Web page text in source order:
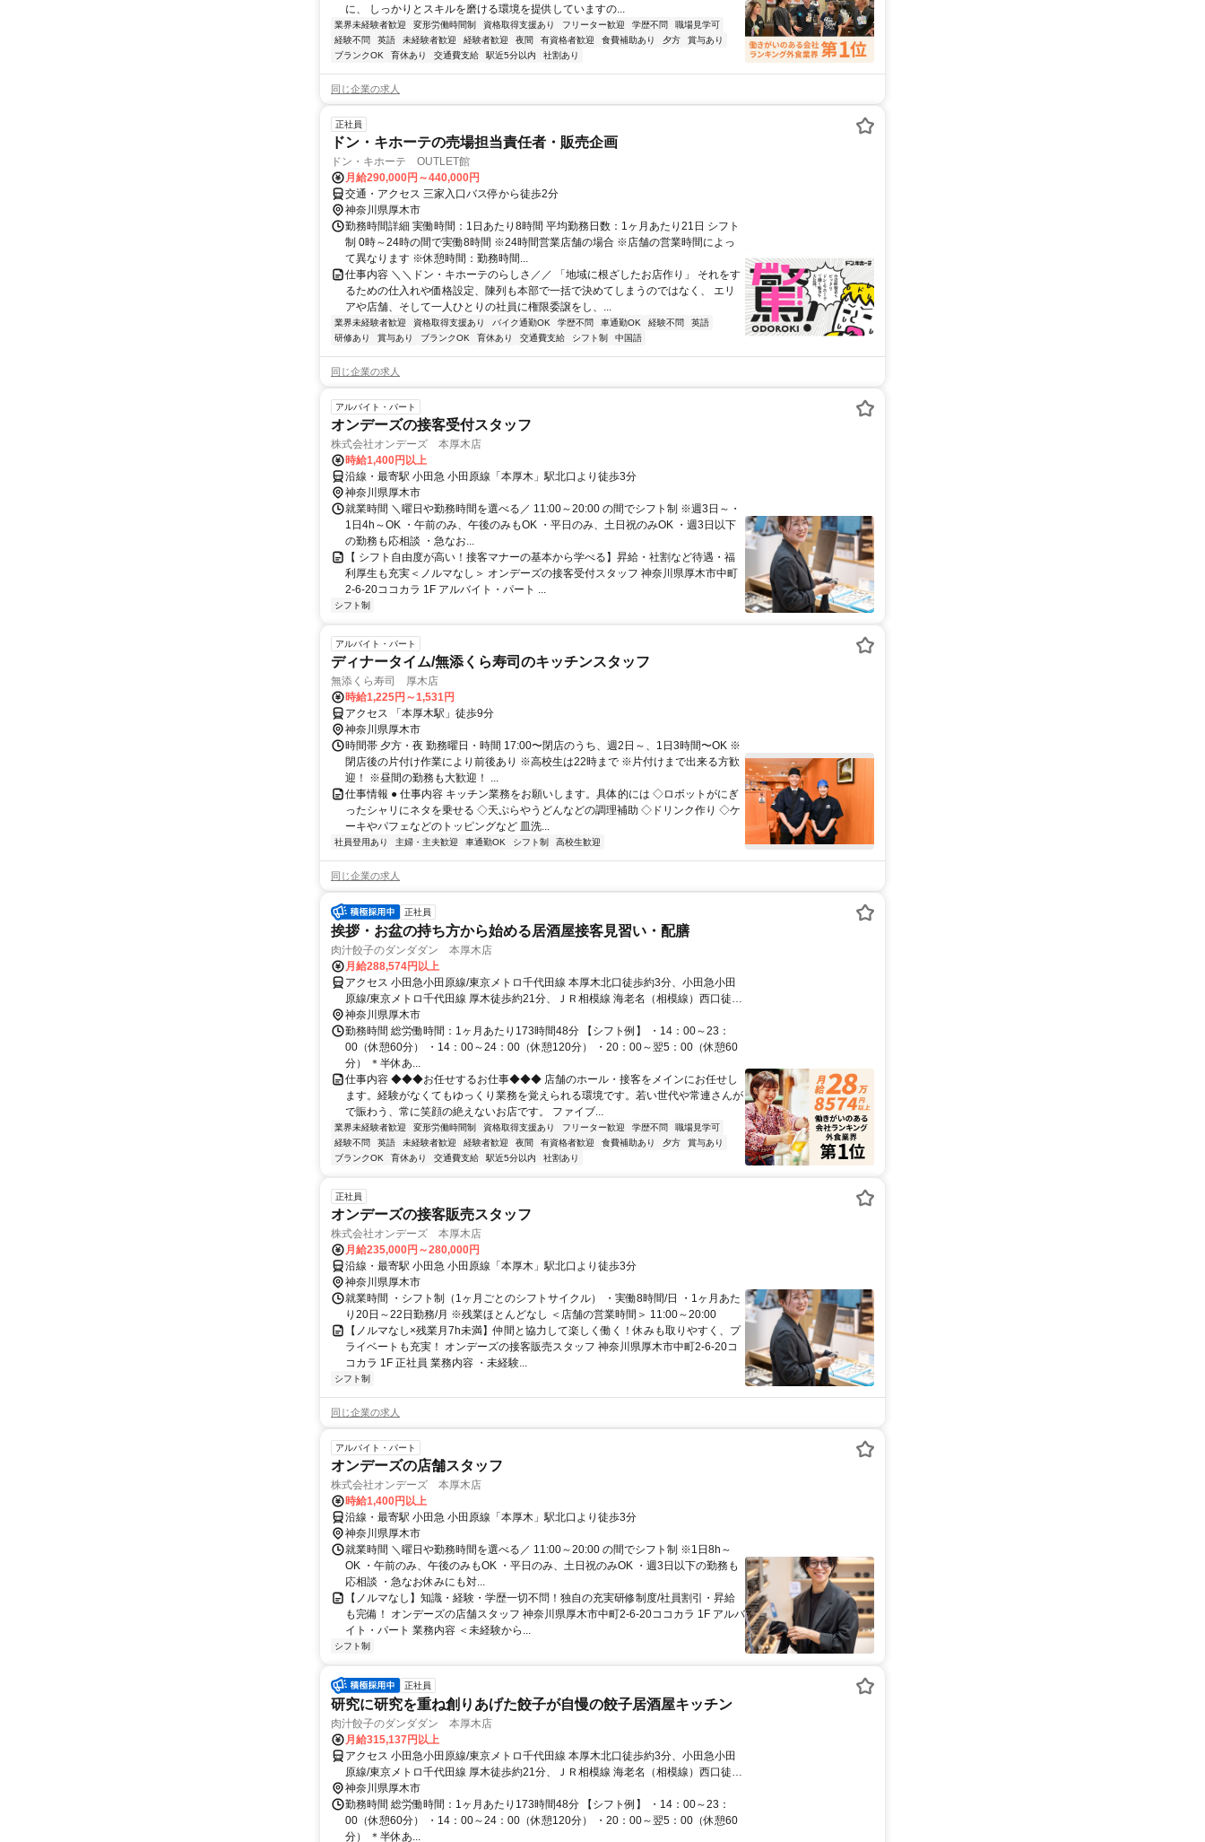
に、 しっかりとスキルを磨ける環境を提供していますの...
業界未経験者歓迎 変形労働時間制 資格取得支援あり フリーター歓迎 学歴不問
職場見学可
経験不問
英語 未経験者歓迎 経験者歓迎 夜間 有資格者歓迎 食費補助あり 夕方
賞与あり
ブランクOK
育休あり 交通費支給 駅近5分以内 社割あり
同じ企業の求人
正社員
ドン・キホーテの売場担当責任者・販売企画
ドン・キホーテ OUTLET館
月給290,000円～440,000円
交通・アクセス 三家入口バス停から徒歩2分
神奈川県厚木市
勤務時間詳細 実働時間：1日あたり8時間 平均勤務日数：1ヶ月あたり21日 シフト
制 0時～24時の間で実働8時間 ※24時間営業店舗の場合 ※店舗の営業時間によっ
て異なります ※休憩時間：勤務時間...
仕事内容 ＼＼ドン・キホーテのらしさ／／ 「地域に根ざしたお店作り」 それをす
るための仕入れや価格設定、陳列も本部で一括で決めてしまうのではなく、 エリ
アや店舗、そして一人ひとりの社員に権限委譲をし、...
業界未経験者歓迎 資格取得支援あり バイク通勤OK 学歴不問 車通勤OK 経験不問
英語
研修あり
賞与あり ブランクOK 育休あり 交通費支給 シフト制 中国語
同じ企業の求人
アルバイト・パート
オンデーズの接客受付スタッフ
株式会社オンデーズ 本厚木店
時給1,400円以上
沿線・最寄駅 小田急 小田原線「本厚木」駅北口より徒歩3分
神奈川県厚木市
就業時間 ＼曜日や勤務時間を選べる／ 11:00～20:00 の間でシフト制 ※週3日～・
1日4h～OK ・午前のみ、午後のみもOK ・平日のみ、土日祝のみOK ・週3日以下
の勤務も応相談 ・急なお...
【 シフト自由度が高い！接客マナーの基本から学べる】昇給・社割など待遇・福
利厚生も充実＜ノルマなし＞ オンデーズの接客受付スタッフ 神奈川県厚木市中町
2-6-20ココカラ 1F アルバイト・パート ...
シフト制
アルバイト・パート
ディナータイム/無添くら寿司のキッチンスタッフ
無添くら寿司 厚木店
時給1,225円～1,531円
アクセス 「本厚木駅」徒歩9分
神奈川県厚木市
時間帯 夕方・夜 勤務曜日・時間 17:00〜閉店のうち、週2日～、1日3時間〜OK ※
閉店後の片付け作業により前後あり ※高校生は22時まで ※片付けまで出来る方歓
迎！ ※昼間の勤務も大歓迎！ ...
仕事情報 ● 仕事内容 キッチン業務をお願いします。具体的には ◇ロボットがにぎ
ったシャリにネタを乗せる ◇天ぷらやうどんなどの調理補助 ◇ドリンク作り ◇ケ
ーキやパフェなどのトッピングなど 皿洗...
社員登用あり 主婦・主夫歓迎 車通勤OK シフト制 高校生歓迎
同じ企業の求人
正社員
挨拶・お盆の持ち方から始める居酒屋接客見習い・配膳
肉汁餃子のダンダダン 本厚木店
月給288,574円以上
アクセス 小田急小田原線/東京メトロ千代田線 本厚木北口徒歩約3分、小田急小田
原線/東京メトロ千代田線 厚木徒歩約21分、ＪＲ相模線 海老名（相模線）西口徒歩
約43分
神奈川県厚木市
勤務時間 総労働時間：1ヶ月あたり173時間48分 【シフト例】 ・14：00～23：
00（休憩60分） ・14：00～24：00（休憩120分） ・20：00～翌5：00（休憩60
分） ＊半休あ...
仕事内容 ◆◆◆お任せするお仕事◆◆◆ 店舗のホール・接客をメインにお任せし
ます。経験がなくてもゆっくり業務を覚えられる環境です。若い世代や常連さんが
で賑わう、常に笑顔の絶えないお店です。 ファイブ...
業界未経験者歓迎 変形労働時間制 資格取得支援あり フリーター歓迎 学歴不問
職場見学可
経験不問
英語 未経験者歓迎 経験者歓迎 夜間 有資格者歓迎 食費補助あり 夕方
賞与あり
ブランクOK
育休あり 交通費支給 駅近5分以内 社割あり
正社員
オンデーズの接客販売スタッフ
株式会社オンデーズ 本厚木店
月給235,000円～280,000円
沿線・最寄駅 小田急 小田原線「本厚木」駅北口より徒歩3分
神奈川県厚木市
就業時間 ・シフト制（1ヶ月ごとのシフトサイクル） ・実働8時間/日 ・1ヶ月あた
り20日～22日勤務/月 ※残業ほとんどなし ＜店舗の営業時間＞ 11:00～20:00
【ノルマなし×残業月7h未満】仲間と協力して楽しく働く！休みも取りやすく、プ
ライベートも充実！ オンデーズの接客販売スタッフ 神奈川県厚木市中町2-6-20コ
コカラ 1F 正社員 業務内容 ・未経験...
シフト制
同じ企業の求人
アルバイト・パート
オンデーズの店舗スタッフ
株式会社オンデーズ 本厚木店
時給1,400円以上
沿線・最寄駅 小田急 小田原線「本厚木」駅北口より徒歩3分
神奈川県厚木市
就業時間 ＼曜日や勤務時間を選べる／ 11:00～20:00 の間でシフト制 ※1日8h～
OK ・午前のみ、午後のみもOK ・平日のみ、土日祝のみOK ・週3日以下の勤務も
応相談 ・急なお休みにも対...
【ノルマなし】知識・経験・学歴一切不問！独自の充実研修制度/社員割引・昇給
も完備！ オンデーズの店舗スタッフ 神奈川県厚木市中町2-6-20ココカラ 1F アルバ
イト・パート 業務内容 ＜未経験から...
シフト制
正社員
研究に研究を重ね創りあげた餃子が自慢の餃子居酒屋キッチン
肉汁餃子のダンダダン 本厚木店
月給315,137円以上
アクセス 小田急小田原線/東京メトロ千代田線 本厚木北口徒歩約3分、小田急小田
原線/東京メトロ千代田線 厚木徒歩約21分、ＪＲ相模線 海老名（相模線）西口徒歩
約43分
神奈川県厚木市
勤務時間 総労働時間：1ヶ月あたり173時間48分 【シフト例】 ・14：00～23：
00（休憩60分） ・14：00～24：00（休憩120分） ・20：00～翌5：00（休憩60
分） ＊半休あ...